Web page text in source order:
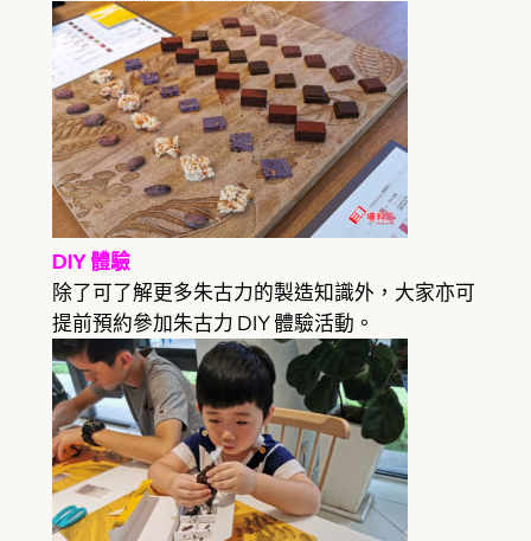
DIY 體驗
除了可了解更多朱古力的製造知識外，大家亦可
提前預約參加朱古力 DIY 體驗活動。